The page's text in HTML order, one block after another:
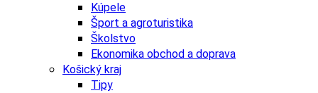
Kúpele
Šport a agroturistika
Školstvo
Ekonomika obchod a doprava
Košický kraj
Tipy